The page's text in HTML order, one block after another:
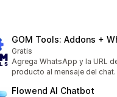
GOM Tools: Addons +
Gratis
Agrega WhatsApp y la URL
producto al mensaje del chat.
Flowend AI Chatbot